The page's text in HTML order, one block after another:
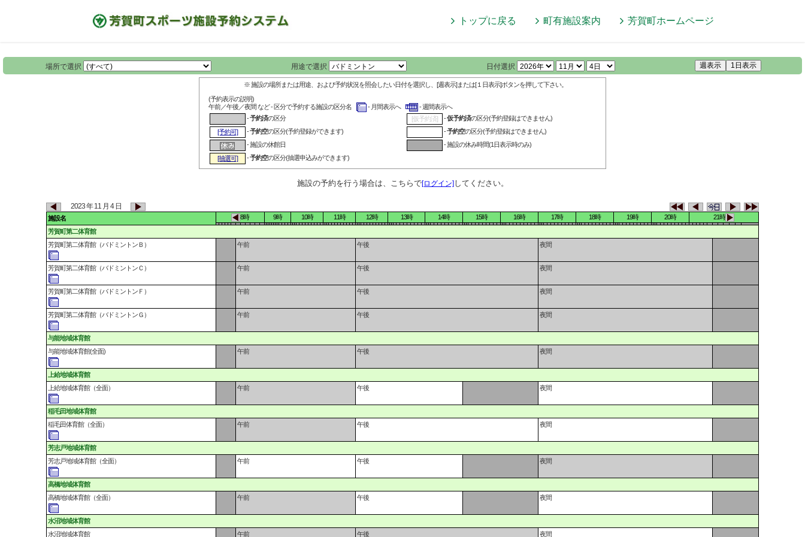
トップに戻る 町有施設案内 芳賀町ホームページ
場所で選択 用途で選択 日付選択 週表示 1日表示
※ 施設の場所または用途、および予約状況を照会したい日付を選択し、[週表示]または[１日表示]ボタンを押して下さい。
(予約表示の説明)
午前／午後／夜間 など - 区分で予約する施設の区分名
- 月間表示へ
- 週間表示へ
-予約済の区分 [仮予約済] -仮予約済の区分(予約登録はできません)
[予約可]
-予約空の区分(予約登録ができます) -予約空の区分(予約登録はできません)
- 施設の休館日
- 施設の休み時間(1日表示時のみ)
[抽選可]
-予約空の区分(抽選申込みができます)
施設の予約を行う場合は、こちらで[ログイン]してください。
2023 年 11 月 4 日
施設名 8時 9時 10時 11時 12時 13時 14時 15時 16時 17時 18時 19時 20時
21時
芳賀町第二体育館
芳賀町第二体育館（バドミントンＢ）
午前 午後 夜間
芳賀町第二体育館（バドミントンＣ） 午前 午後 夜間
芳賀町第二体育館（バドミントンＦ） 午前 午後 夜間
芳賀町第二体育館（バドミントンＧ） 午前 午後 夜間
与能地域体育館
与能地域体育館(全面)
午前 午後 夜間
上給地域体育館
上給地域体育館（全面）
午前 午後 夜間
稲毛田地域体育館
稲毛田体育館（全面）
午前 午後 夜間
芳志戸地域体育館
芳志戸地域体育館（全面）
午前 午後 夜間
高橋地域体育館
高橋地域体育館（全面）
午前 午後 夜間
水沼地域体育館
水沼地域体育館
午前 午後 夜間